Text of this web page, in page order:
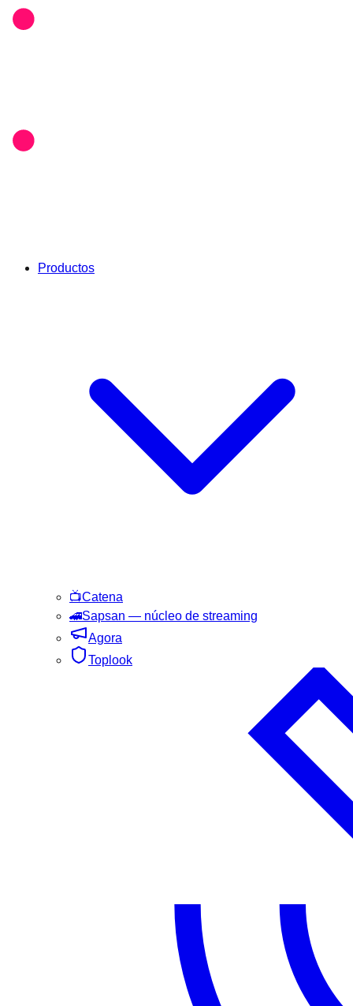
Productos
📺Catena
🚄Sapsan — núcleo de streaming
Agora
Toplook